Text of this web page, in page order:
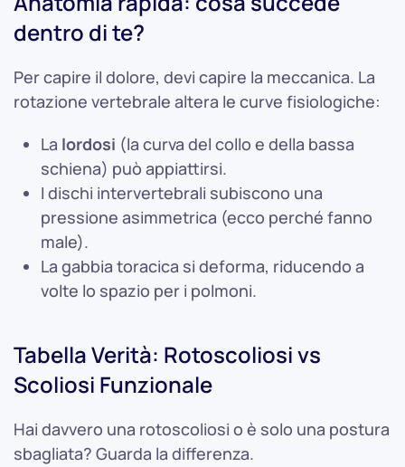
dentro di te?
Per capire il dolore, devi capire la meccanica. La
rotazione vertebrale altera le curve fisiologiche:
La lordosi (la curva del collo e della bassa
schiena) può appiattirsi.
I dischi intervertebrali subiscono una
pressione asimmetrica (ecco perché fanno
male).
La gabbia toracica si deforma, riducendo a
volte lo spazio per i polmoni.
Tabella Verità: Rotoscoliosi vs
Scoliosi Funzionale
Hai davvero una rotoscoliosi o è solo una postura
sbagliata? Guarda la differenza.